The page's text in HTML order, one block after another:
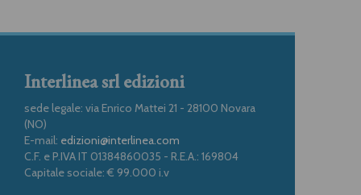
Interlinea srl edizioni
sede legale: via Enrico Mattei 21 - 28100 Novara
(NO)
E-mail: edizioni@interlinea.com
C.F. e P.IVA IT 01384860035 - R.E.A.: 169804
Capitale sociale: € 99.000 i.v